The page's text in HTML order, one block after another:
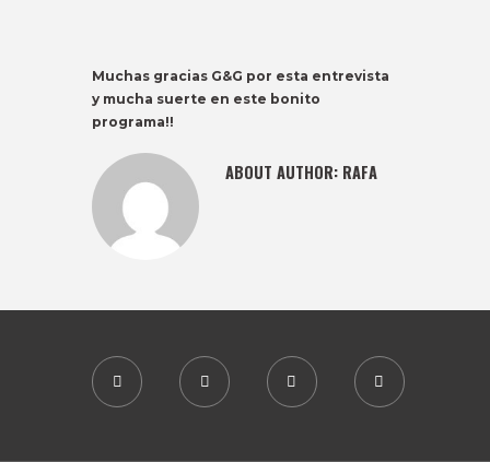
Muchas gracias G&G por esta entrevista
y mucha suerte en este bonito
programa!!
ABOUT AUTHOR: RAFA